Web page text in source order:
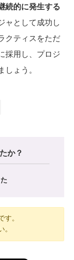
続的に発生する
ャとして成功し
クティスをただ
採用し、プロジ
ょう。
か？
す。